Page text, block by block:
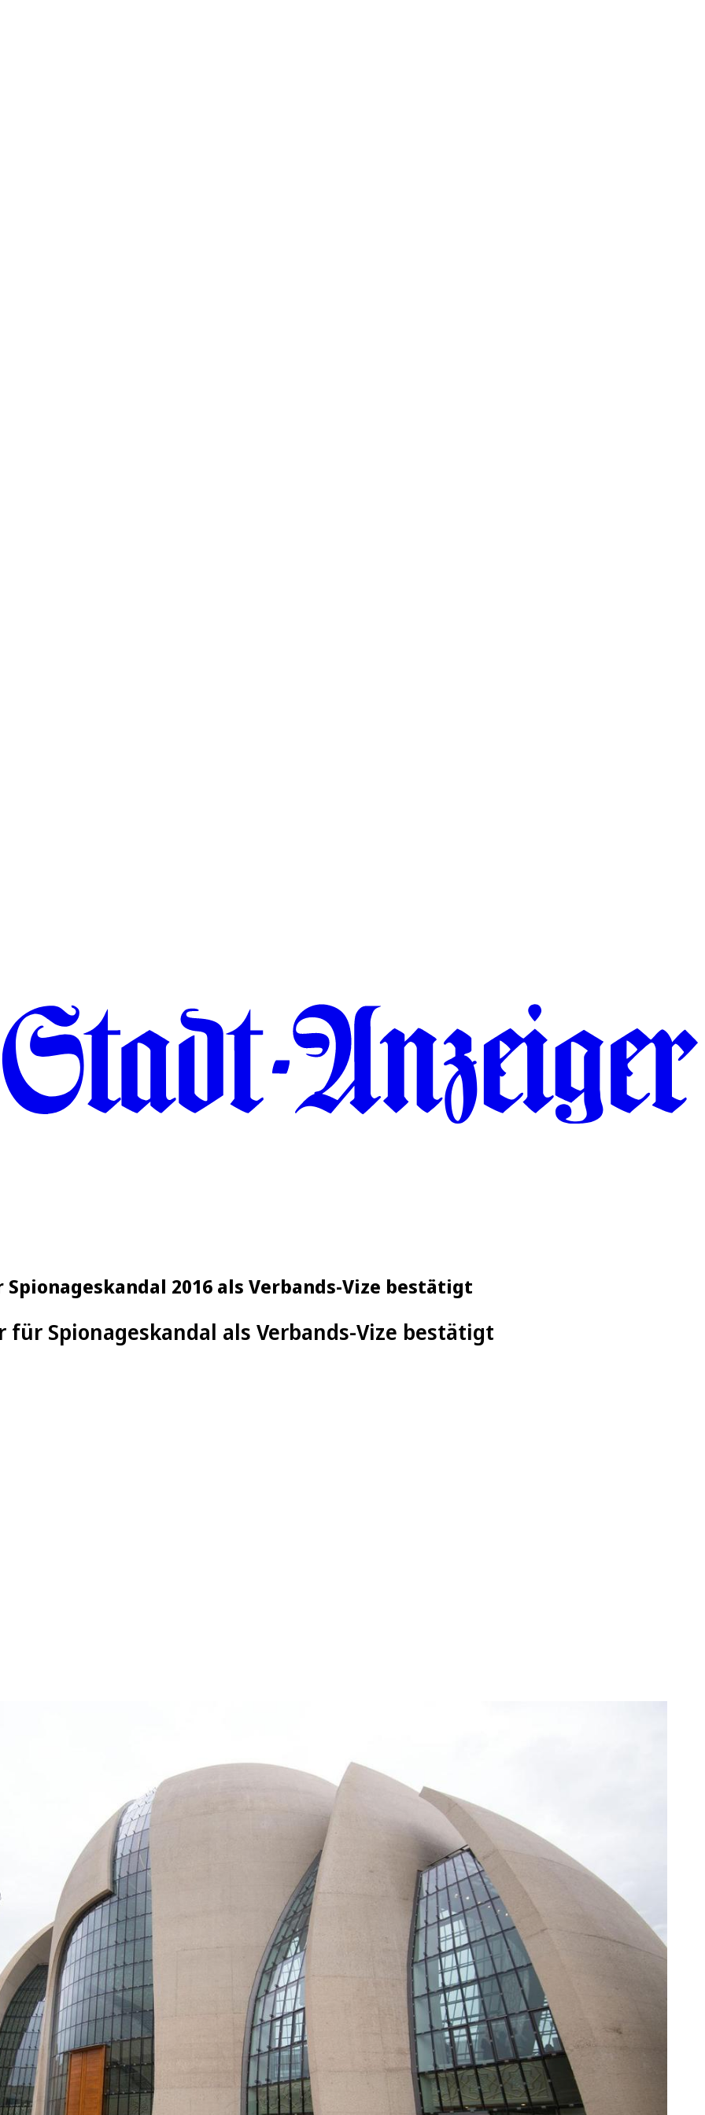
2016 als Verbands-Vize bestätigt
Spionageskandal als Verbands-Vize bestätigt